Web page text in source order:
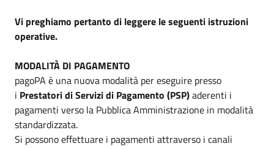
Vi preghiamo pertanto di leggere le seguenti istruzioni
operative.
MODALITÀ DI PAGAMENTO
pagoPA è una nuova modalità per eseguire presso
i Prestatori di Servizi di Pagamento (PSP)aderenti i
pagamenti verso la Pubblica Amministrazione in modalità
standardizzata.
Si possono effettuare i pagamenti attraverso i canali